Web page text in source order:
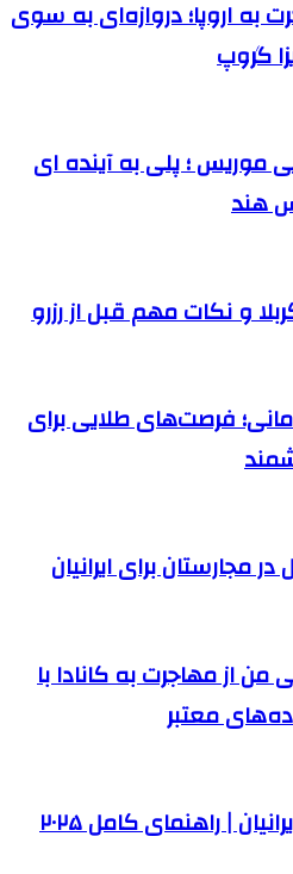
به اروپا؛ دروازه‌ای به سوی
گروپ
موریس ؛ پلی به آینده ‌ای
‌هند
و نکات مهم قبل از رزرو
فرصت‌های طلایی برای
مجارستان برای ایرانیان
من از مهاجرت به کانادا با
معتبر
| راهنمای کامل ۲۰۲۵